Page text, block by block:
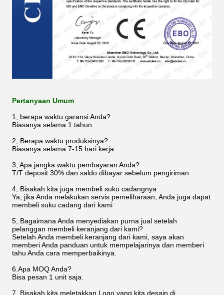
Pertanyaan Umum
1, berapa waktu garansi Anda?
Biasanya selama 1 tahun
2, Berapa waktu produksinya?
Biasanya selama 7-15 hari kerja
3, Apa jangka waktu pembayaran Anda?
T/T deposit 30% dan saldo dibayar sebelum pengiriman
4, Bisakah kita juga membeli suku cadangnya
Ya, jika Anda melakukan servis pemeliharaan, Anda juga dapat
membeli suku cadang dari kami
5, Bagaimana Anda menyediakan purna jual setelah
pelanggan membeli keranjang dari kami?
Setelah Anda membeli keranjang dari kami, saya akan
memberi Anda panduan untuk mempelajarinya dan memberi
tahu Anda cara memperbaikinya.
6.Apa MOQ Anda?
Bisa pesan 1 unit saja.
7, Bisakah kita meletakkan Logo yang kita desain di